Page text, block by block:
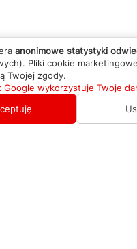
anonimowe statystyki
Pliki cookie
Twojej zgody.
Google wykorzystuje Twoje